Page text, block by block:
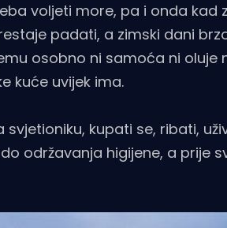
voljeti more, pa i onda
padati, a zimski dani
osobno ni samoća ni
kuće uvijek ima.
kupati se, ribati,
održavanja higijene, a prije